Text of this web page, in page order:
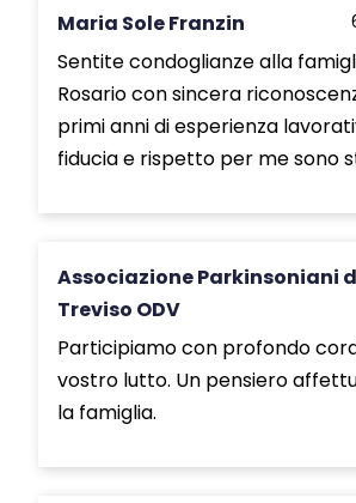
Maria Sole Franzin
Sentite condoglianze alla
Rosario con sincera
primi anni di esperienza
fiducia e rispetto per me sono
Associazione Parkinsoniani
Treviso ODV
Participiamo con profondo
vostro lutto. Un pensiero
la famiglia.